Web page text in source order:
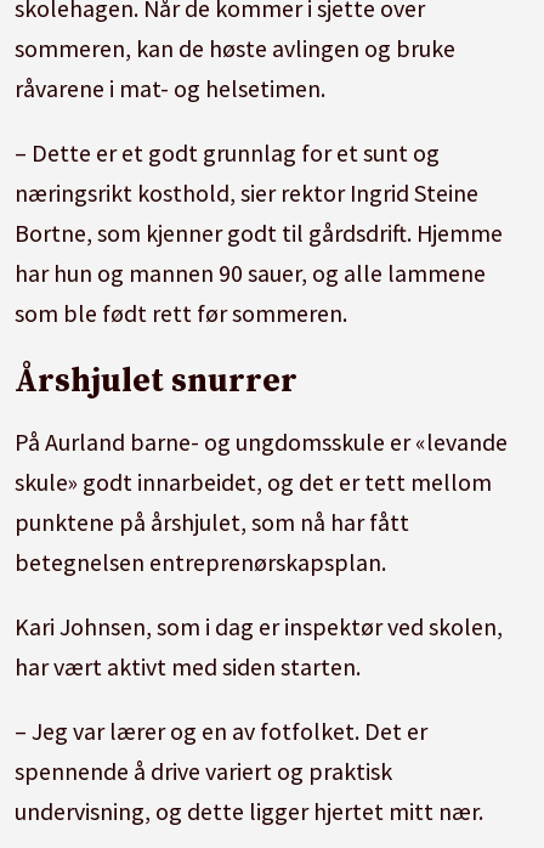
8. klasse:Sykkeltur fra Finse til Flåm, bli kjent
med næringslivet, undervisning om og fottur i
9. klasse:Fra jord til bord i mat og helse,
fotturer, få praktisk kunnskap om hvordan en
bedrift fungerer, lære om produksjon av
elektrisk kraft.
10. klasse:Eget opplegg for at elevene skal bli
valg. Hospitering i videregående skole og
arbeidspraksis.
skolehagen. Når de kommer i sjette over
sommeren, kan de høste avlingen og bruke
råvarene i mat- og helsetimen.
– Dette er et godt grunnlag for et sunt og
næringsrikt kosthold, sier rektor Ingrid Steine
Bortne, som kjenner godt til gårdsdrift. Hjemme
har hun og mannen 90 sauer, og alle lammene
som ble født rett før sommeren.
Årshjulet snurrer
På Aurland barne- og ungdomsskule er «levande
skule» godt innarbeidet, og det er tett mellom
punktene på årshjulet, som nå har fått
betegnelsen entreprenørskapsplan.
Kari Johnsen, som i dag er inspektør ved skolen,
har vært aktivt med siden starten.
– Jeg var lærer og en av fotfolket. Det er
spennende å drive variert og praktisk
undervisning, og dette ligger hjertet mitt nær.